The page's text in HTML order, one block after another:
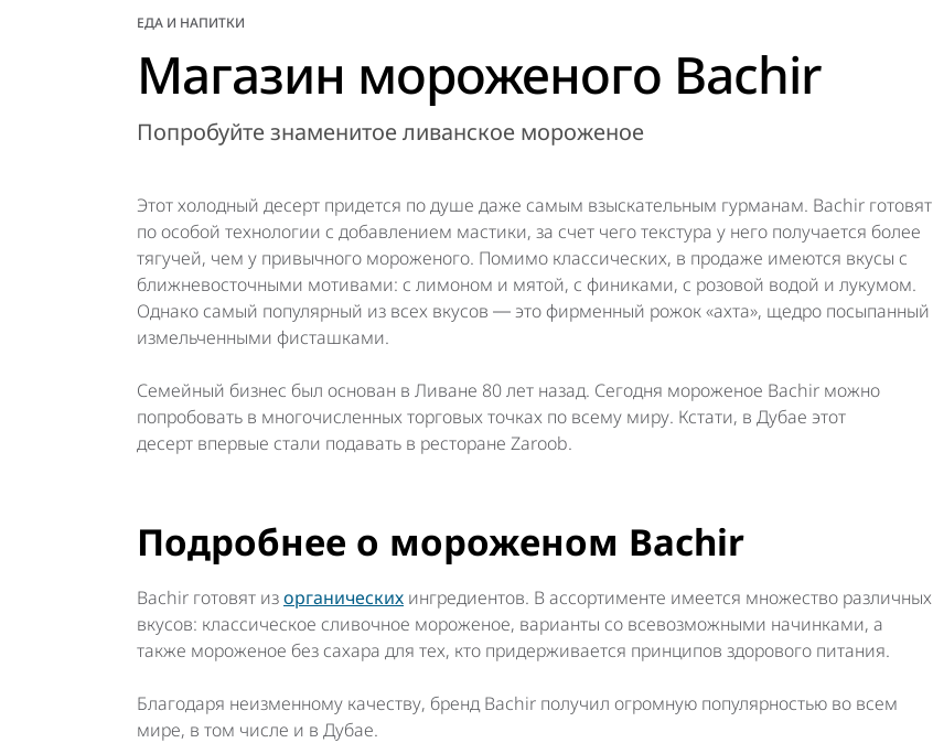
ЕДА И НАПИТКИ
Магазин мороженого Bachir
Попробуйте знаменитое ливанское мороженое
Этот холодный десерт придется по душе даже самым взыскательным гурманам. Bachir готовят
по особой технологии с добавлением мастики, за счет чего текстура у него получается более
тягучей, чем у привычного мороженого. Помимо классических, в продаже имеются вкусы с
ближневосточными мотивами: с лимоном и мятой, с финиками, с розовой водой и лукумом.
Однако самый популярный из всех вкусов ― это фирменный рожок «ахта», щедро посыпанный
измельченными фисташками.
Семейный бизнес был основан в Ливане 80 лет назад. Сегодня мороженое Bachir можно
попробовать в многочисленных торговых точках по всему миру. Кстати, в Дубае этот
десерт впервые стали подавать в ресторане Zaroob.
Подробнее о мороженом Bachir
Bachir готовят изорганических ингредиентов. В ассортименте имеется множество различных
вкусов: классическое сливочное мороженое, варианты со всевозможными начинками, а
также мороженое без сахара для тех, кто придерживается принципов здорового питания.
Благодаря неизменному качеству, бренд Bachir получил огромную популярностью во всем
мире, в том числе и в Дубае.